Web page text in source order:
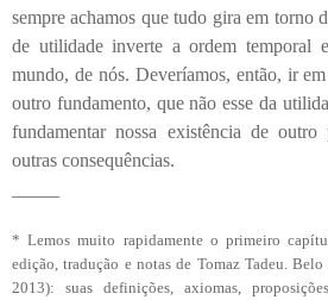
sempre achamos que tudo gira em torno
de utilidade inverte a ordem temporal
mundo, de nós. Deveríamos, então, ir
outro fundamento, que não esse da
fundamentar nossa existência de
outras consequências.
* Lemos muito rapidamente o primeiro
edição, tradução e notas de Tomaz Tadeu.
2013): suas definições, axiomas,